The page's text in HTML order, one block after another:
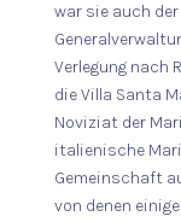
war sie auch
Verlegung nach
die Villa Santa
Noviziat der
italienische
Gemeinschaft
von denen